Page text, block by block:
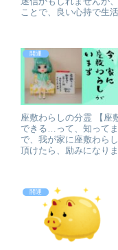
ことで、良い心持で生
開運
座敷わらしの分霊 【座
できる…って、知って
で、我が家に座敷わら
頂けたら、励みになり
開運